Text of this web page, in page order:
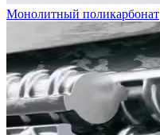
Монолитный поликарбонат